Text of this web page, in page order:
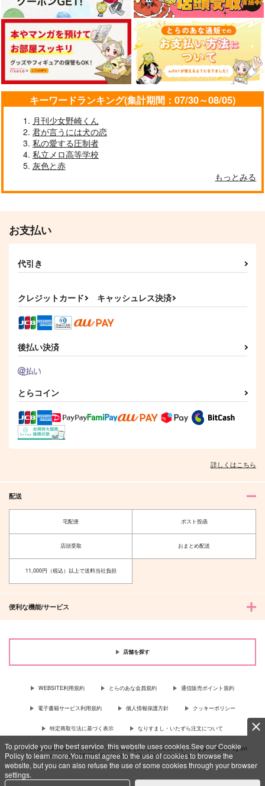
To provide you the best service, this website uses cookies.See our Cookie
Policy to learn more.You must agree to the use of cookies to browse the
website, but you can also refuse the use of some cookies through your browser
settings.
キーワードランキング(集計期間：07/30～08/05)
月刊少女野崎くん
君が言うには犬の恋
私の愛する圧制者
私立メロ高等学校
灰色と赤
もっとみる
お支払い
代引き
クレジットカード キャッシュレス決済
後払い決済
とらコイン
詳しくはこちら
配送
宅配便 ポスト投函
店頭受取 おまとめ配送
11,000円（税込）以上で送料当社負担
便利な機能/サービス
店舗を探す
WEBSITE利用規約 とらのあな会員規約 通信販売ポイント規約
電子書籍サービス利用規約 個人情報保護方針 クッキーポリシー
特定商取引法に基づく表示 なりすまし・いたずら注文について
For Overseas customer, now you can ship your purchases by using purchases agent
services “AOCS”! Click {more…} for more information …more